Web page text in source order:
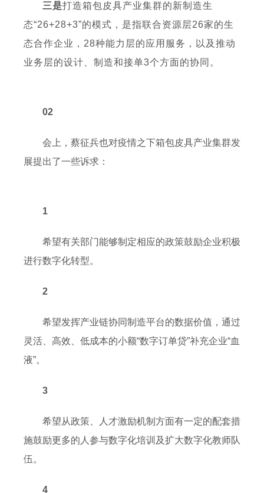
三是打造箱包皮具产业集群的新制造生
态“26+28+3”的模式，是指联合资源层26家的生
态合作企业，28种能力层的应用服务，以及推动
业务层的设计、制造和接单3个方面的协同。
02
会上，蔡征兵也对疫情之下箱包皮具产业集群发
展提出了一些诉求：
1
希望有关部门能够制定相应的政策鼓励企业积极
进行数字化转型。
2
希望发挥产业链协同制造平台的数据价值，通过
灵活、高效、低成本的小额“数字订单贷”补充企业“血
液”。
3
希望从政策、人才激励机制方面有一定的配套措
施鼓励更多的人参与数字化培训及扩大数字化教师队
伍。
4